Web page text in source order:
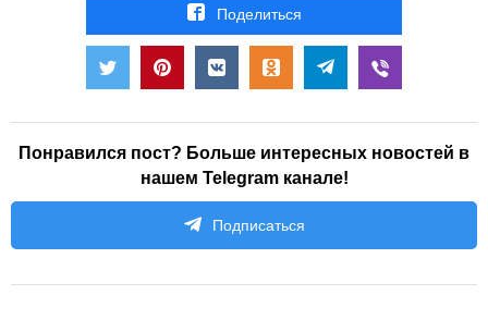
Поделиться
Понравился пост? Больше интересных новостей в
нашем Telegram канале!
Подписаться